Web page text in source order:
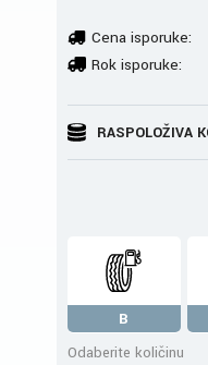
Cena isporuke:
Rok isporuke:
RASPOLOŽIVA
B
Odaberite količinu